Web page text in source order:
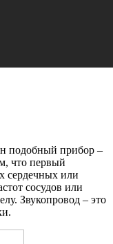
подобный прибор –
что первый
сердечных или
сосудов или
Звукопровод – это